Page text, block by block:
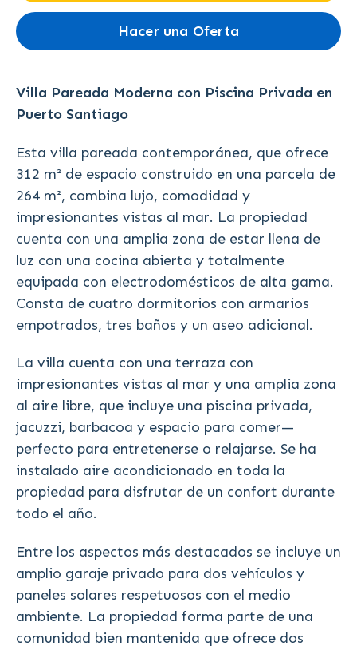
Hacer una Oferta
Villa Pareada Moderna con Piscina Privada en
Puerto Santiago
Esta villa pareada contemporánea, que ofrece
312 m² de espacio construido en una parcela de
264 m², combina lujo, comodidad y
impresionantes vistas al mar. La propiedad
cuenta con una amplia zona de estar llena de
luz con una cocina abierta y totalmente
equipada con electrodomésticos de alta gama.
Consta de cuatro dormitorios con armarios
empotrados, tres baños y un aseo adicional.
La villa cuenta con una terraza con
impresionantes vistas al mar y una amplia zona
al aire libre, que incluye una piscina privada,
jacuzzi, barbacoa y espacio para comer—
perfecto para entretenerse o relajarse. Se ha
instalado aire acondicionado en toda la
propiedad para disfrutar de un confort durante
todo el año.
Entre los aspectos más destacados se incluye un
amplio garaje privado para dos vehículos y
paneles solares respetuosos con el medio
ambiente. La propiedad forma parte de una
comunidad bien mantenida que ofrece dos